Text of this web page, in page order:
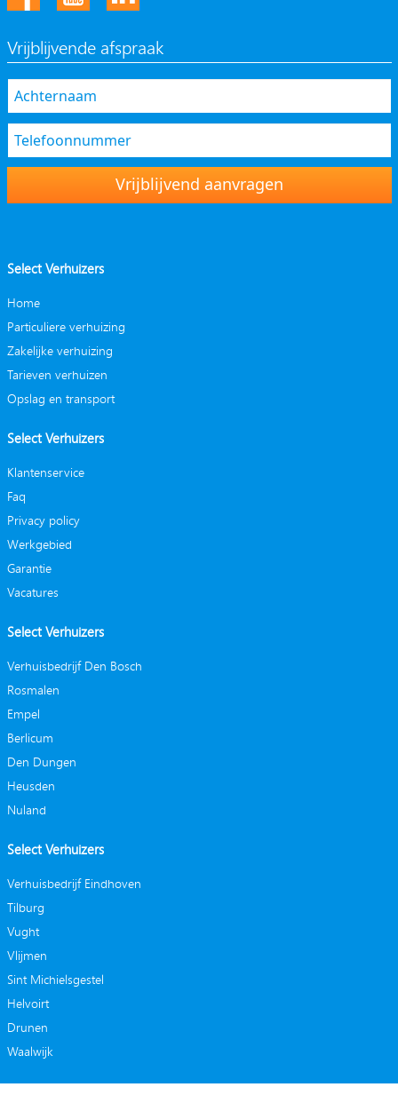
Vrijblijvende afspraak
Vrijblijvend aanvragen
Select Verhuizers
Home
Particuliere verhuizing
Zakelijke verhuizing
Tarieven verhuizen
Opslag en transport
Select Verhuizers
Klantenservice
Faq
Privacy policy
Werkgebied
Garantie
Vacatures
Select Verhuizers
Verhuisbedrijf Den Bosch
Rosmalen
Empel
Berlicum
Den Dungen
Heusden
Nuland
Select Verhuizers
Verhuisbedrijf Eindhoven
Tilburg
Vught
Vlijmen
Sint Michielsgestel
Helvoirt
Drunen
Waalwijk